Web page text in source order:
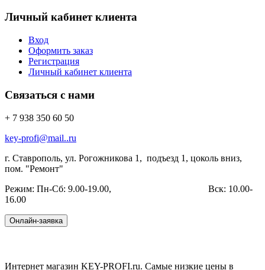
Личный кабинет клиента
Вход
Оформить заказ
Регистрация
Личный кабинет клиента
Связаться с нами
+ 7 938 350 60 50
key-profi@mail..ru
г. Ставрополь, ул. Рогожникова 1, подъезд 1, цоколь вниз,
пом. "Ремонт"
Режим: Пн-Сб: 9.00-19.00, Вск: 10.00-
16.00
Интернет магазин KEY-PROFI.ru. Самые низкие цены в